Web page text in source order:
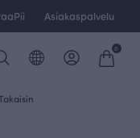
Asiakaspalvelu
0